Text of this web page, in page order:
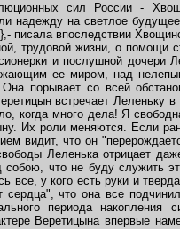
сил России -
надежду на светлое
писала впоследствии
трудовой жизни, о помощи
и послушной дочери
ее миром, над
порывает со всей
встречает Леленьку
когда много дела! Я
Их роли меняются. Если
видит, что он
Леленька отрицает
что не буду служить
все, у кого есть руки и
что она все
периода накопления
Веретицына впервые